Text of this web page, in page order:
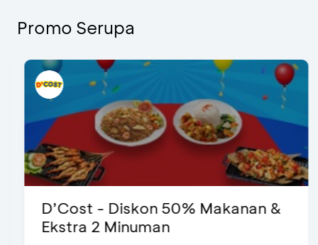
Promo Serupa
D’Cost - Diskon 50% Makanan &
Ekstra 2 Minuman